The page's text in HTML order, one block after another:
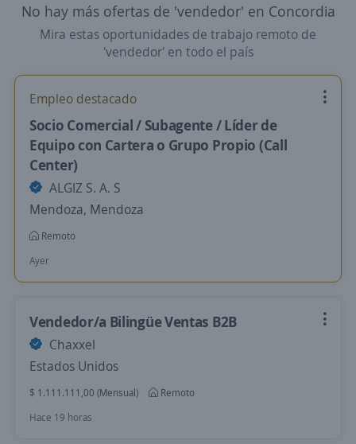
No hay más ofertas de 'vendedor' en Concordia
Mira estas oportunidades de trabajo remoto de
'vendedor' en todo el país
Empleo destacado
Socio Comercial / Subagente / Líder de
Equipo con Cartera o Grupo Propio (Call
Center)
ALGIZ S. A. S
Mendoza, Mendoza
Remoto
Ayer
Vendedor/a Bilingüe Ventas B2B
Chaxxel
Estados Unidos
$ 1.111.111,00 (Mensual)
Remoto
Hace 19 horas